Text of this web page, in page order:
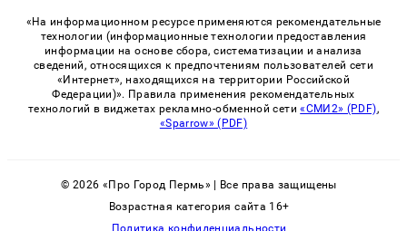
«На информационном ресурсе применяются рекомендательные
технологии (информационные технологии предоставления
информации на основе сбора, систематизации и анализа
сведений, относящихся к предпочтениям пользователей сети
«Интернет», находящихся на территории Российской
Федерации)». Правила применения рекомендательных
технологий в виджетах рекламно-обменной сети«СМИ2» (PDF),
«Sparrow» (PDF)
© 2026 «Про Город Пермь» | Все права защищены
Возрастная категория сайта 16+
Политика конфиденциальности